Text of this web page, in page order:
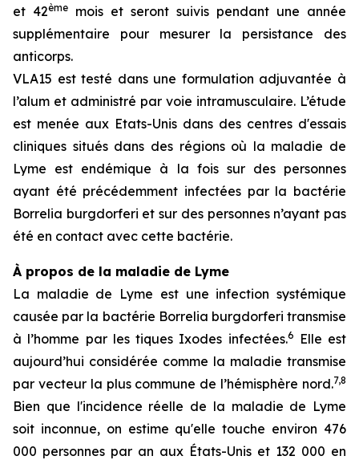
et 42ème
mois et seront suivis pendant une année
supplémentaire pour mesurer la persistance des
anticorps.
VLA15 est testé dans une formulation adjuvantée à
l’alum et administré par voie intramusculaire. L’étude
est menée aux Etats-Unis dans des centres d'essais
cliniques situés dans des régions où la maladie de
Lyme est endémique à la fois sur des personnes
ayant été précédemment infectées par la bactérie
Borrelia burgdorferi et sur des personnes n’ayant pas
été en contact avec cette bactérie.
À propos de la maladie de Lyme
La maladie de Lyme est une infection systémique
causée par la bactérie Borrelia burgdorferi transmise
à l’homme par les tiques Ixodes infectées.6
Elle est
aujourd’hui considérée comme la maladie transmise
par vecteur la plus commune de l’hémisphère nord.7,8
Bien que l'incidence réelle de la maladie de Lyme
soit inconnue, on estime qu'elle touche environ 476
000 personnes par an aux États-Unis et 132 000 en